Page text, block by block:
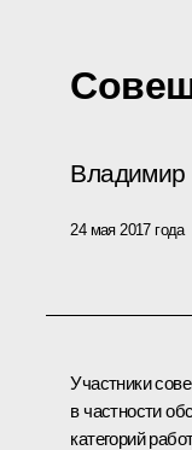
Владимир
24 мая 2017 года
Участники
в частности
категорий